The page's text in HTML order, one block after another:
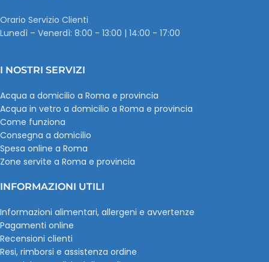
Orario Servizio Clienti
Lunedì – Venerdì: 8:00 - 13:00 | 14:00 - 17:00
I NOSTRI SERVIZI
Acqua a domicilio a Roma e provincia
Acqua in vetro a domicilio a Roma e provincia
Come funziona
Consegna a domicilio
Spesa online a Roma
Zone servite a Roma e provincia
INFORMAZIONI UTILI
Informazioni alimentari, allergeni e avvertenze
Pagamenti online
Recensioni clienti
Resi, rimborsi e assistenza ordine